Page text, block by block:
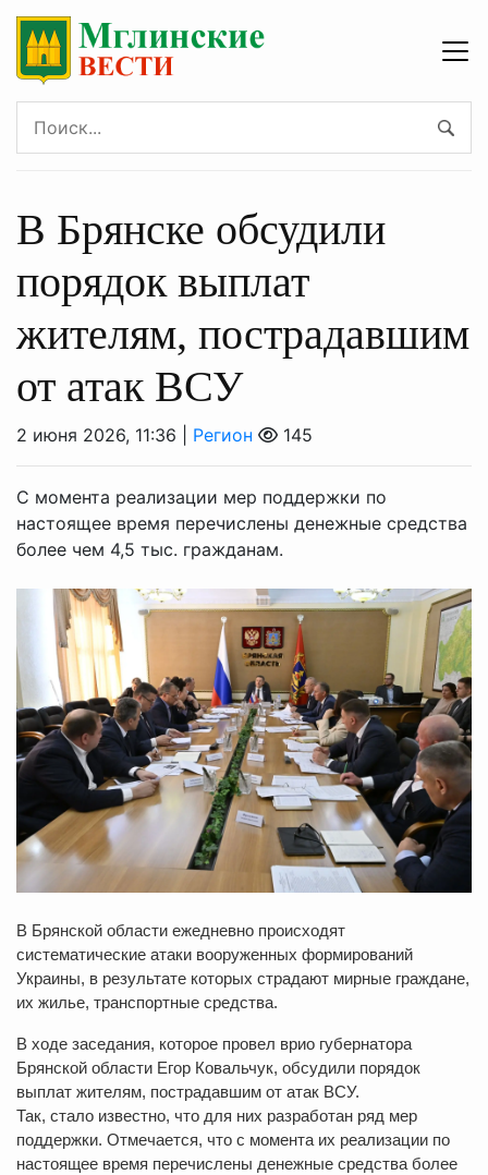
В Брянске обсудили
порядок выплат
жителям, пострадавшим
от атак ВСУ
2 июня 2026, 11:36 | Регион 145
С момента реализации мер поддержки по
настоящее время перечислены денежные средства
более чем 4,5 тыс. гражданам.
В Брянской области ежедневно происходят
систематические атаки вооруженных формирований
Украины, в результате которых страдают мирные граждане,
их жилье, транспортные средства.
В ходе заседания, которое провел врио губернатора
Брянской области Егор Ковальчук, обсудили порядок
выплат жителям, пострадавшим от атак ВСУ.
Так, стало известно, что для них разработан ряд мер
поддержки. Отмечается, что с момента их реализации по
настоящее время перечислены денежные средства более